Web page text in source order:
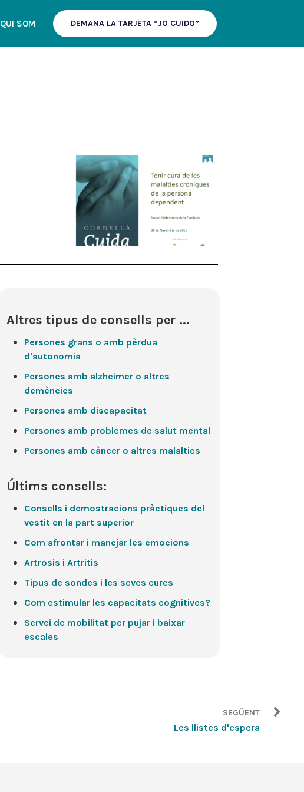
QUI SOM DEMANA LA TARJETA “JO CUIDO”
Altres tipus de consells per ...
Persones grans o amb pèrdua
d'autonomia
Persones amb alzheimer o altres
demències
Persones amb discapacitat
Persones amb problemes de salut mental
Persones amb càncer o altres malalties
Últims consells:
Consells i demostracions pràctiques del
vestit en la part superior
Com afrontar i manejar les emocions
Artrosis i Artritis
Tipus de sondes i les seves cures
Com estimular les capacitats cognitives?
Servei de mobilitat per pujar i baixar
escales
SEGÜENT
Les llistes d'espera